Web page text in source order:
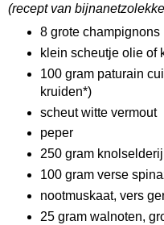
(recept van
8 grote champignons
klein scheutje olie of
100 gram paturain
kruiden*)
scheut witte vermout
peper
250 gram
100 gram verse
nootmuskaat, vers
25 gram walnoten,